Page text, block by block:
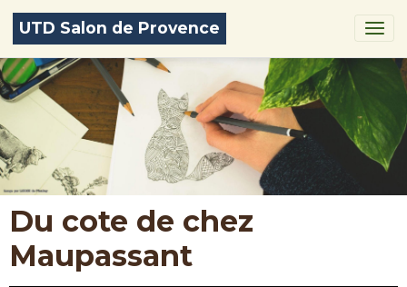
UTD Salon de Provence
Du cote de chez
Maupassant